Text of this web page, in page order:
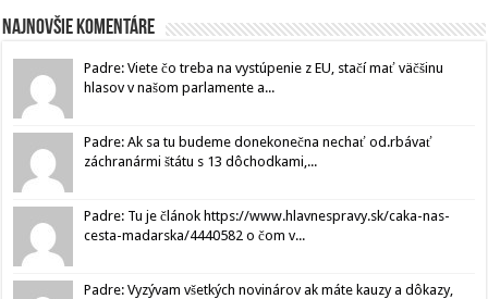
Najnovšie komentáre
Padre: Viete čo treba na vystúpenie z EU, stačí mať väčšinu
hlasov v našom parlamente a...
Padre: Ak sa tu budeme donekonečna nechať od.rbávať
záchranármi štátu s 13 dôchodkami,...
Padre: Tu je článok https://www.hlavnespravy.sk/caka-nas-
cesta-madarska/4440582 o čom v...
Padre: Vyzývam všetkých novinárov ak máte kauzy a dôkazy,